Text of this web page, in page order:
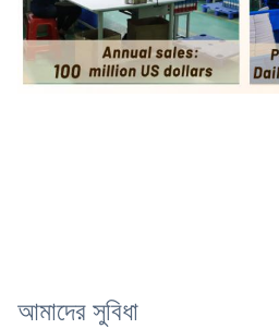
আমাদের সুবিধা